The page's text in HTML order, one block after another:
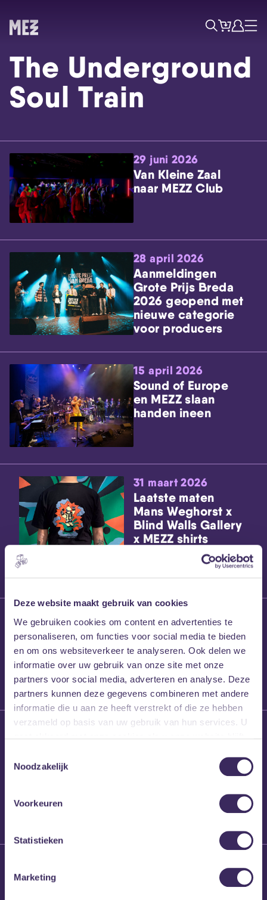
Deze website maakt gebruik van cookies
We gebruiken cookies om content en advertenties te
personaliseren, om functies voor social media te bieden
en om ons websiteverkeer te analyseren. Ook delen we
informatie over uw gebruik van onze site met onze
partners voor social media, adverteren en analyse. Deze
partners kunnen deze gegevens combineren met andere
informatie die u aan ze heeft verstrekt of die ze hebben
verzameld op basis van uw gebruik van hun services. U
Noodzakelijk
Voorkeuren
Statistieken
Marketing
Skip navigatie
ZoekTicketsAccount
Menu
The Underground
Soul Train
29 juni 2026
Van Kleine Zaal
naar MEZZ Club
28 april 2026
Aanmeldingen
Grote Prijs Breda
2026 geopend met
nieuwe categorie
voor producers
15 april 2026
Sound of Europe
en MEZZ slaan
handen ineen
31 maart 2026
Laatste maten
Mans Weghorst x
Blind Walls Gallery
x MEZZ shirts
27 maart 2026
Willem’s Blog:
Frans Kalf
26 maart 2026
Brennt Vanneste